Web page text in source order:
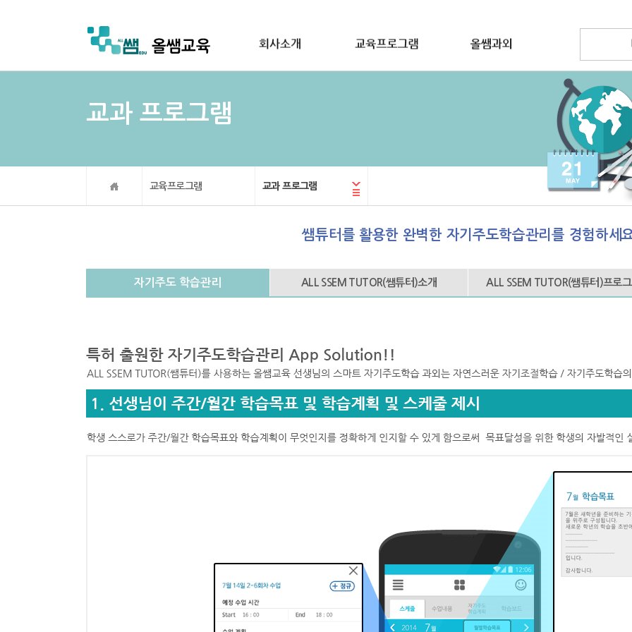
교과 프로그램
교육프로그램 교과 프로그램
쌤튜터를 활용한 완벽한 자기주도학습관리를 경험하세
자기주도 학습관리 ALL SSEM TUTOR(쌤튜터)소개 ALL SSEM TUTOR(쌤튜터)프로